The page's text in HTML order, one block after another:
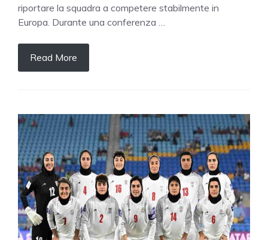
riportare la squadra a competere stabilmente in
Europa. Durante una conferenza …
Read More